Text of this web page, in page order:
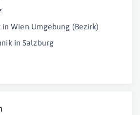
in Wien Umgebung (Bezirk)
in Salzburg